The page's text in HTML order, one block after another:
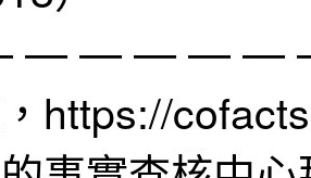
— — — — —
https://